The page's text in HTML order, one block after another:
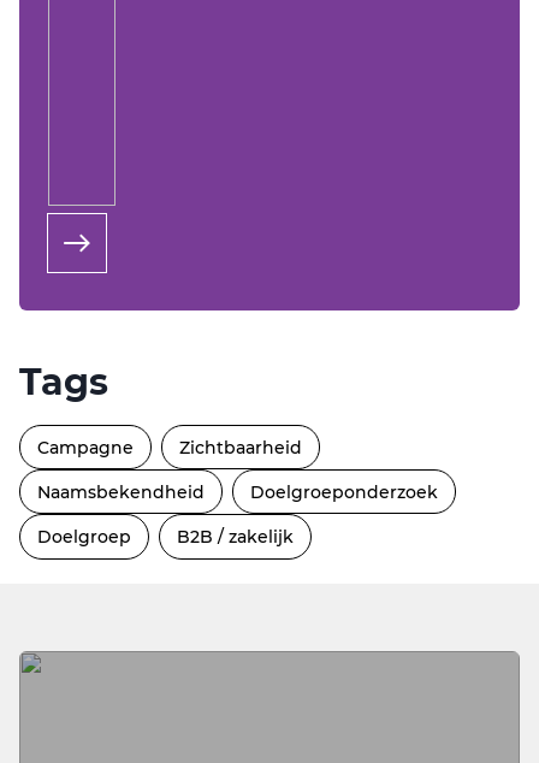
Tags
Campagne Zichtbaarheid
Naamsbekendheid Doelgroeponderzoek
Doelgroep B2B / zakelijk